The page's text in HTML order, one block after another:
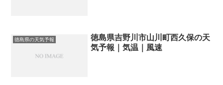
徳島県の天気予報
徳島県吉野川市山川町西久保の天
気予報｜気温｜風速